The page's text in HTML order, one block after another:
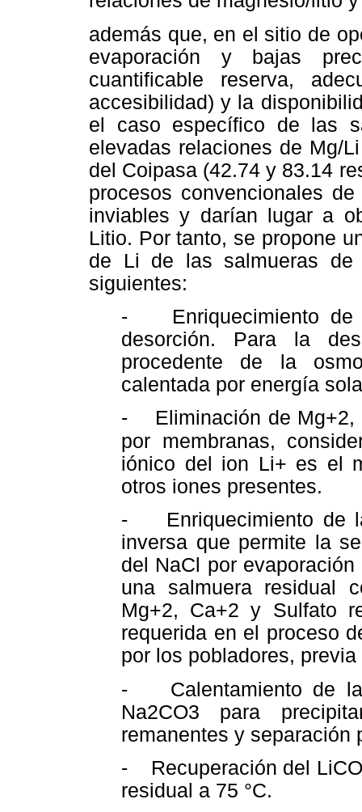
además que, en el sitio de
evaporación y bajas
cuantificable reserva,
accesibilidad) y la
el caso específico de las
elevadas relaciones de Mg/
del Coipasa (42.74 y 83.14
procesos convencionales
inviables y darían lugar a
Litio. Por tanto, se propone
de Li de las salmueras de
siguientes:
- Enriquecimiento de
desorción. Para la
procedente de la
calentada por energía
- Eliminación de Mg+2,
por membranas,
iónico del ion Li+ es el
otros iones presentes.
- Enriquecimiento de
inversa que permite la
del NaCl por
una salmuera residual
Mg+2, Ca+2 y Sulfato
requerida en el proceso
por los pobladores,
- Calentamiento de la
Na2CO3 para
remanentes y separación
- Recuperación del
residual a 75 °C.